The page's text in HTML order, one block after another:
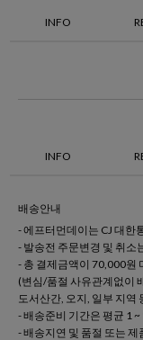
INFO
INFO
배송안내
- 에프터먼데이는 CJ 대한
- 발송전 주문변경 및 취소
- 총 결제금액이 70,000원
(변심/품절 사유관계없이
도서산간, 오지, 일부 지역
- 배송준비 기간은 평균 1
- 배송지연 및 품절 또는